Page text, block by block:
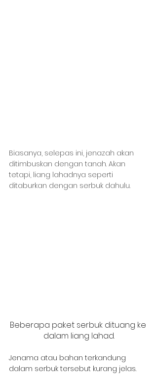
Biasanya, selepas ini, jenazah akan
ditimbuskan dengan tanah. Akan
tetapi, liang lahadnya seperti
ditaburkan dengan serbuk dahulu.
Beberapa paket serbuk dituang ke
dalam liang lahad.
Jenama atau bahan terkandung
dalam serbuk tersebut kurang jelas.